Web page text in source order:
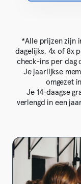
*Alle prijzen zijn
dagelijks, 4x of 8x
check-ins per dag
Je jaarlijkse
omgezet
Je 14-daagse
verlengd in een